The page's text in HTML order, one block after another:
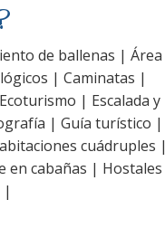
de ballenas | Área
| Caminatas |
| Escalada y
| Guía turístico |
cuádruples |
en cabañas | Hostales
|